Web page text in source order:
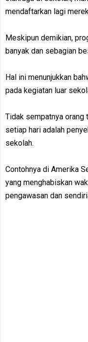
mendaftarkan lagi
Meskipun demikian,
banyak dan sebagian
Hal ini menunjukkan
pada kegiatan luar
Tidak sempatnya orang
setiap hari adalah
sekolah.
Contohnya di Amerika
yang menghabiskan
pengawasan dan